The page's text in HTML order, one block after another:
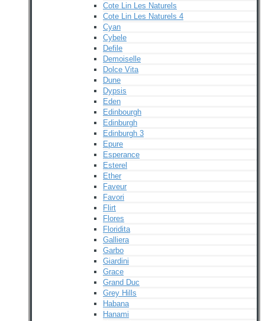
Cote Lin Les Naturels
Cote Lin Les Naturels 4
Cyan
Cybele
Defile
Demoiselle
Dolce Vita
Dune
Dypsis
Eden
Edinbourgh
Edinburgh
Edinburgh 3
Epure
Esperance
Esterel
Ether
Faveur
Favori
Flirt
Flores
Floridita
Galliera
Garbo
Giardini
Grace
Grand Duc
Grey Hills
Habana
Hanami